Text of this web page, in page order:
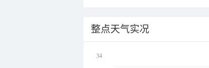
整点天气实况
34